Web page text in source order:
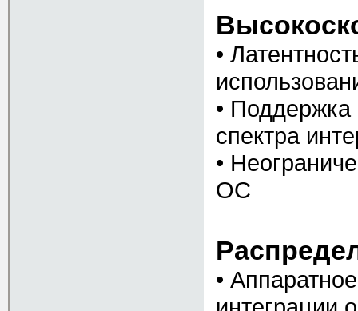
•
• Поддержка
спектра
•
ОС
•